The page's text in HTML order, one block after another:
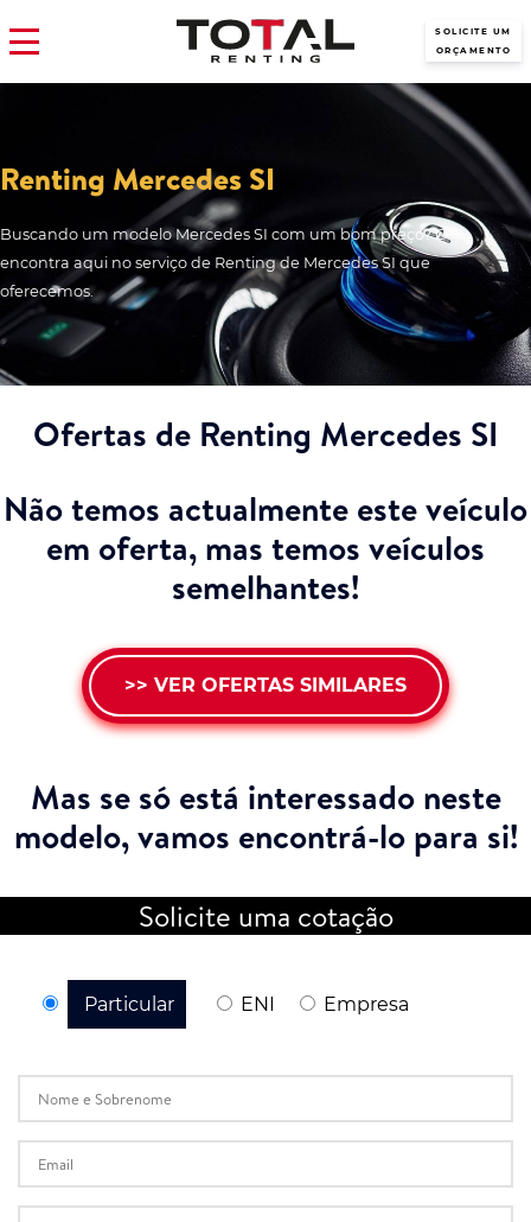
SOLICITE UM
ORÇAMENTO
Renting Mercedes SI
Buscando um modelo Mercedes SI com um bom preço? O
encontra aqui no serviço de Renting de Mercedes SI que
oferecemos.
Ofertas de Renting Mercedes SI
Não temos actualmente este veículo
em oferta, mas temos veículos
semelhantes!
>> VER OFERTAS SIMILARES
Mas se só está interessado neste
modelo,vamos encontrá-lo para si!
Solicite uma cotação
Particular ENI Empresa